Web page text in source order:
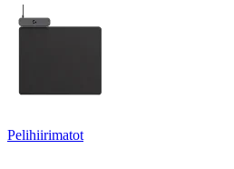
Pelihiirimatot